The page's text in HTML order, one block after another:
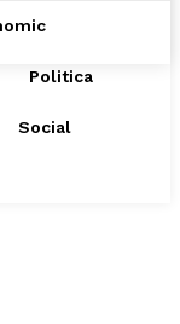
Politica
Social